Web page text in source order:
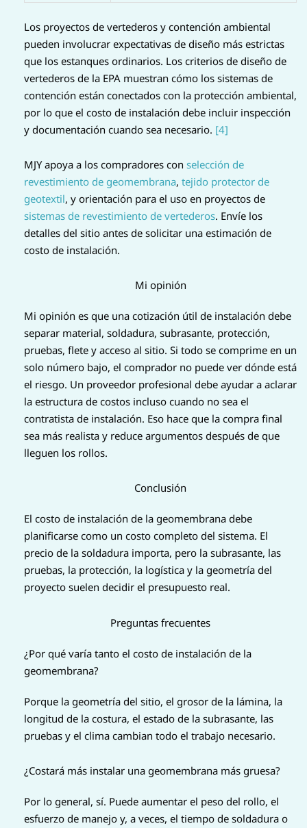
Los proyectos de vertederos y contención ambiental
pueden involucrar expectativas de diseño más estrictas
que los estanques ordinarios. Los criterios de diseño de
vertederos de la EPA muestran cómo los sistemas de
contención están conectados con la protección ambiental,
por lo que el costo de instalación debe incluir inspección
y documentación cuando sea necesario. [4]
MJY apoya a los compradores con selección de
revestimiento de geomembrana, tejido protector de
geotextil, y orientación para el uso en proyectos de
sistemas de revestimiento de vertederos. Envíe los
detalles del sitio antes de solicitar una estimación de
costo de instalación.
Mi opinión
Mi opinión es que una cotización útil de instalación debe
separar material, soldadura, subrasante, protección,
pruebas, flete y acceso al sitio. Si todo se comprime en un
solo número bajo, el comprador no puede ver dónde está
el riesgo. Un proveedor profesional debe ayudar a aclarar
la estructura de costos incluso cuando no sea el
contratista de instalación. Eso hace que la compra final
sea más realista y reduce argumentos después de que
lleguen los rollos.
Conclusión
El costo de instalación de la geomembrana debe
planificarse como un costo completo del sistema. El
precio de la soldadura importa, pero la subrasante, las
pruebas, la protección, la logística y la geometría del
proyecto suelen decidir el presupuesto real.
Preguntas frecuentes
¿Por qué varía tanto el costo de instalación de la
geomembrana?
Porque la geometría del sitio, el grosor de la lámina, la
longitud de la costura, el estado de la subrasante, las
pruebas y el clima cambian todo el trabajo necesario.
¿Costará más instalar una geomembrana más gruesa?
Por lo general, sí. Puede aumentar el peso del rollo, el
esfuerzo de manejo y, a veces, el tiempo de soldadura o